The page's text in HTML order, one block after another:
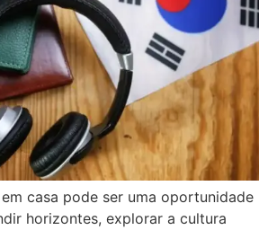
casa pode ser uma oportunidade
horizontes, explorar a cultura